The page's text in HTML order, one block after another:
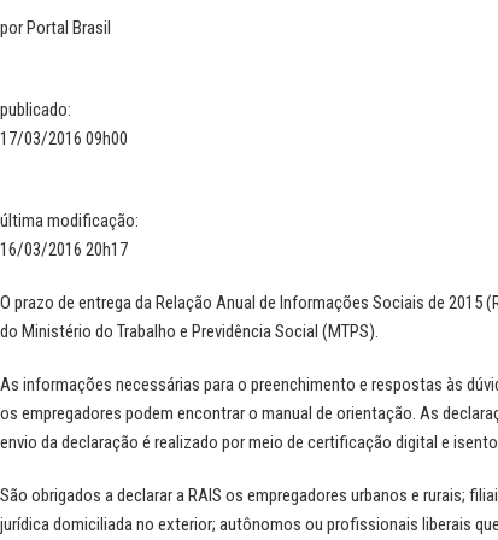
porPortal Brasil
publicado:
17/03/2016 09h00
última modificação:
16/03/2016 20h17
O prazo de entrega da Relação Anual de Informações Sociais de
do Ministério do Trabalho e Previdência Social (MTPS).
As informações necessárias para o preenchimento e respostas às
os empregadores podem encontrar o manual de orientação. As
envio da declaração é realizado por meio de certificação digital e
São obrigados a declarar a RAIS os empregadores urbanos e rurais;
jurídica domiciliada no exterior; autônomos ou profissionais liberais